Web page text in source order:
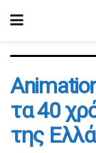
τα 40
της